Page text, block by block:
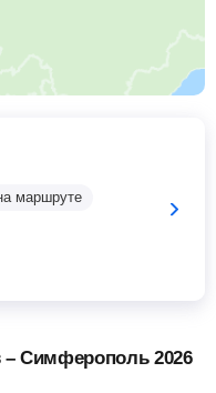
маршруте
Симферополь 2026